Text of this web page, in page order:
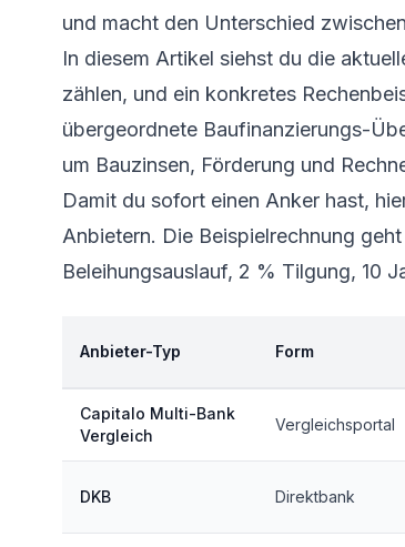
und macht den Unterschied
In diesem Artikel siehst du die
zählen, und ein konkretes
übergeordnete Baufinanzierungs-
um Bauzinsen, Förderung und
Damit du sofort einen Anker hast,
Anbietern. Die Beispielrechnung
Beleihungsauslauf, 2 % Tilgung, 10
Anbieter-Typ Form
Capitalo Multi-Bank
Vergleich
Vergleichsportal
DKB Direktbank